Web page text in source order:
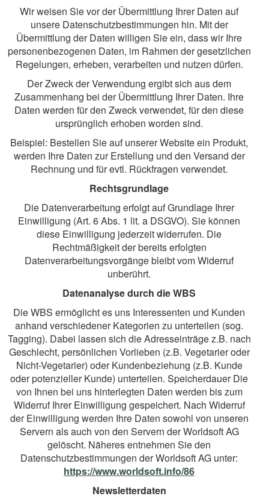
Wir weisen Sie vor der Übermittlung Ihrer Daten auf
unsere Datenschutzbestimmungen hin. Mit der
Übermittlung der Daten willigen Sie ein, dass wir Ihre
personenbezogenen Daten, im Rahmen der gesetzlichen
Regelungen, erheben, verarbeiten und nutzen dürfen.
Der Zweck der Verwendung ergibt sich aus dem
Zusammenhang bei der Übermittlung Ihrer Daten. Ihre
Daten werden für den Zweck verwendet, für den diese
ursprünglich erhoben worden sind.
Beispiel: Bestellen Sie auf unserer Website ein Produkt,
werden Ihre Daten zur Erstellung und den Versand der
Rechnung und für evtl. Rückfragen verwendet.
Rechtsgrundlage
Die Datenverarbeitung erfolgt auf Grundlage Ihrer
Einwilligung (Art. 6 Abs. 1 lit. a DSGVO). Sie können
diese Einwilligung jederzeit widerrufen. Die
Rechtmäßigkeit der bereits erfolgten
Datenverarbeitungsvorgänge bleibt vom Widerruf
unberührt.
Datenanalyse durch die WBS
Die WBS ermöglicht es uns Interessenten und Kunden
anhand verschiedener Kategorien zu unterteilen (sog.
Tagging). Dabei lassen sich die Adresseinträge z.B. nach
Geschlecht, persönlichen Vorlieben (z.B. Vegetarier oder
Nicht-Vegetarier) oder Kundenbeziehung (z.B. Kunde
oder potenzieller Kunde) unterteilen. Speicherdauer Die
von Ihnen bei uns hinterlegten Daten werden bis zum
Widerruf Ihrer Einwilligung gespeichert. Nach Widerruf
der Einwilligung werden Ihre Daten sowohl von unseren
Servern als auch von den Servern der Worldsoft AG
gelöscht. Näheres entnehmen Sie den
Datenschutzbestimmungen der Worldsoft AG unter:
https://www.worldsoft.info/86
Newsletterdaten